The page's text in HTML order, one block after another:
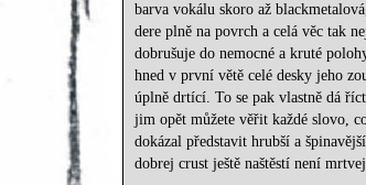
barva vokálu skoro až
dere plně na povrch a celá věc tak
dobrušuje do nemocné a kruté
hned v první větě celé desky jeho
úplně drtící. To se pak vlastně dá
jim opět můžete věřit každé slovo,
dokázal představit hrubší a
dobrej crust ještě naštěstí není